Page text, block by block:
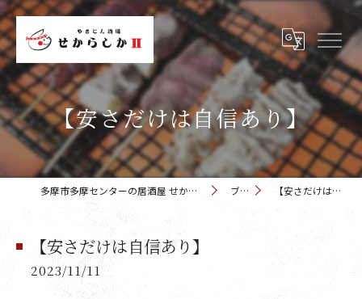
【安さだけは自信あり】
多摩市多摩センターの居酒屋 せからしか 多摩センター店 ブログ 【安さだけは自信あり】
【安さだけは自信あり】
2023/11/11